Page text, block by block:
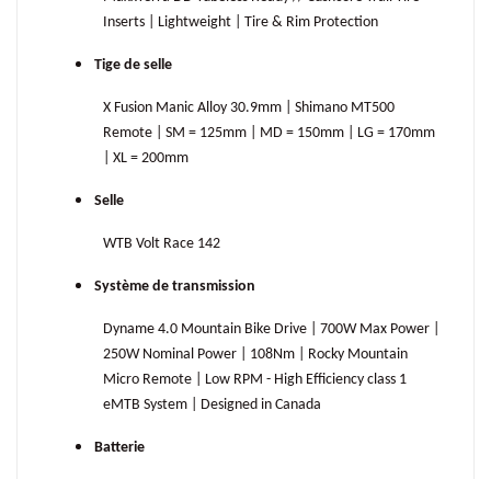
Inserts | Lightweight | Tire & Rim Protection
Tige de selle
X Fusion Manic Alloy 30.9mm | Shimano MT500
Remote | SM = 125mm | MD = 150mm | LG = 170mm
| XL = 200mm
Selle
WTB Volt Race 142
Système de transmission
Dyname 4.0 Mountain Bike Drive | 700W Max Power |
250W Nominal Power | 108Nm | Rocky Mountain
Micro Remote | Low RPM - High Efficiency class 1
eMTB System | Designed in Canada
Batterie